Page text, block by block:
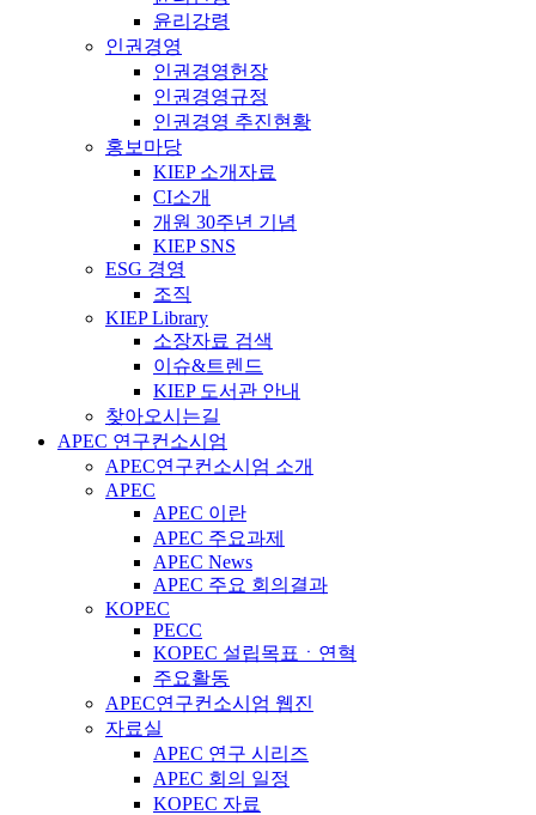
윤리강령
인권경영
인권경영헌장
인권경영규정
인권경영 추진현황
홍보마당
KIEP 소개자료
CI소개
개원 30주년 기념
KIEP SNS
ESG 경영
조직
KIEP Library
소장자료 검색
이슈&트렌드
KIEP 도서관 안내
찾아오시는길
APEC 연구컨소시엄
APEC연구컨소시엄 소개
APEC
APEC 이란
APEC 주요과제
APEC News
APEC 주요 회의결과
KOPEC
PECC
KOPEC 설립목표ㆍ연혁
주요활동
APEC연구컨소시엄 웹진
자료실
APEC 연구 시리즈
APEC 회의 일정
KOPEC 자료